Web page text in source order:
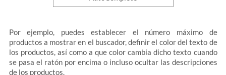
Por ejemplo, puedes establecer el número máximo de
productos a mostrar en el buscador, definir el color del texto de
los productos, así como a que color cambia dicho texto cuando
se pasa el ratón por encima o incluso ocultar las descripciones
de los productos.